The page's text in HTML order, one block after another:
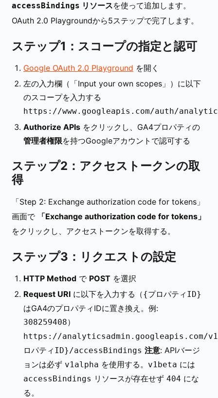
accessBindings リソースを使って追加します。
OAuth 2.0 Playgroundから5ステップで完了します。
ステップ1：スコープの指定と認可
Google OAuth 2.0 Playground を開く
左の入力欄（「Input your own scopes」）に以下
のスコープを入力する
https://www.googleapis.com/auth/
Authorize APIs をクリックし、GA4プロパティの
管理者権限を持つGoogleアカウントで認可する
ステップ2：アクセストークンの取
得
「Step 2: Exchange authorization code for tokens」
画面で
「Exchange authorization code for tokens」
をクリックし、アクセストークンを取得する。
ステップ3：リクエストの設定
HTTP Method で POST を選択
Request URI に以下を入力する（{プロパティID}
はGA4のプロパティIDに置き換え。例:
308259408）
https://analyticsadmin.googleapis.com/
ロパティID}/accessBindings 注意: APIバージ
ョンは必ず v1alpha を使用する。 v1beta には
accessBindings リソースが存在せず 404 にな
る。